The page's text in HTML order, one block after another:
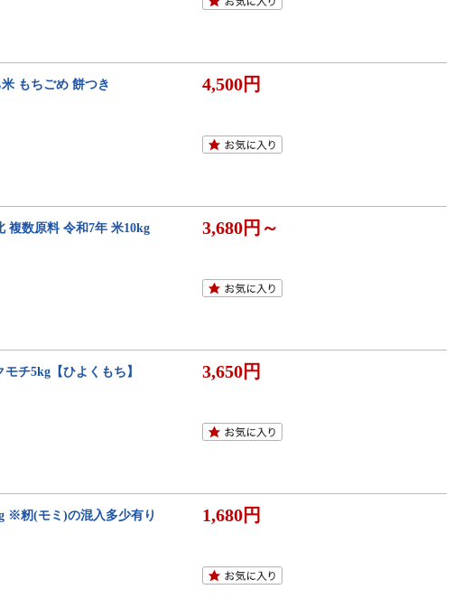
もちごめ 餅つき 4,500円
複数原料 令和7年 米10kg
3,680円～
チ5kg【ひよくもち】
3,650円
※籾(モミ)の混入多少有り 1,680円